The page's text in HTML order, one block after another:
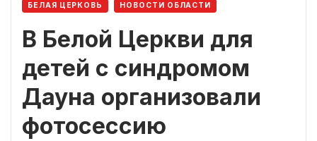
БЕЛАЯ ЦЕРКОВЬ НОВОСТИ ОБЛАСТИ
В Белой Церкви для
детей с синдромом
Дауна организовали
фотосессию